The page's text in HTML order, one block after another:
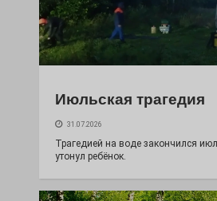
Июльская трагедия
31.07.2026
Трагедией на воде закончился
утонул ребёнок.